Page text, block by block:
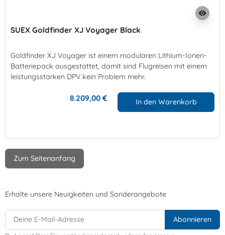
visibility
SUEX Goldfinder XJ Voyager Black
Goldfinder XJ Voyager ist einem modularen Lithium-Ionen-
Batteriepack ausgestattet, damit sind Flugreisen mit einem
leistungsstarken DPV kein Problem mehr.
8.209,00 € In den Warenkorb
Zum Seitenanfang
Erhalte unsere Neuigkeiten und Sonderangebote